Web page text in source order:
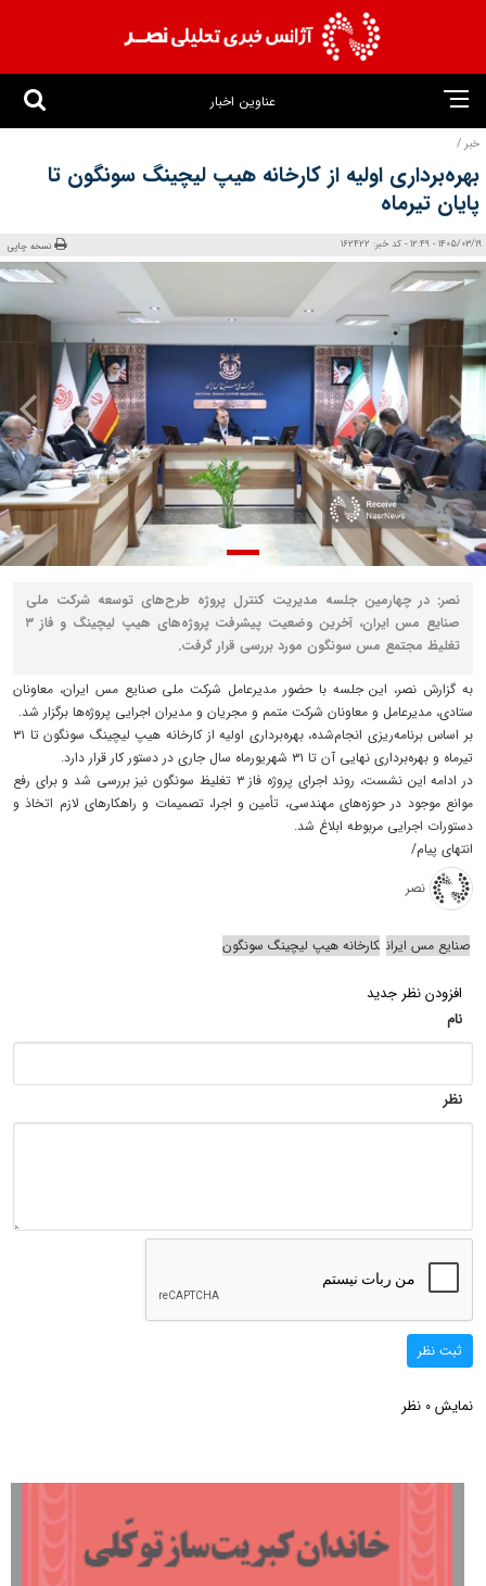
عناوین اخبار
خبر /
بهره‌برداری اولیه از کارخانه هیپ لیچینگ سونگون تا
پایان تیرماه
1405/03/19 - 12:49 - کد خبر: 162422 نسخه چاپی
نصر: در چهارمین جلسه مدیریت کنترل پروژه طرح‌های توسعه شرکت ملی
صنایع مس ایران، آخرین وضعیت پیشرفت پروژه‌های هیپ لیچینگ و فاز ۳
تغلیظ مجتمع مس سونگون مورد بررسی قرار گرفت.
به گزارش نصر، این جلسه با حضور مدیرعامل شرکت ملی صنایع مس ایران، معاونان
ستادی، مدیرعامل و معاونان شرکت متمم و مجریان و مدیران اجرایی پروژه‌ها برگزار شد.
بر اساس برنامه‌ریزی انجام‌شده، بهره‌برداری اولیه از کارخانه هیپ لیچینگ سونگون تا ۳۱
تیرماه و بهره‌برداری نهایی آن تا ۳۱ شهریورماه سال جاری در دستور کار قرار دارد.
در ادامه این نشست، روند اجرای پروژه فاز ۳ تغلیظ سونگون نیز بررسی شد و برای رفع
موانع موجود در حوزه‌های مهندسی، تأمین و اجرا، تصمیمات و راهکارهای لازم اتخاذ و
دستورات اجرایی مربوطه ابلاغ شد.
انتهای پیام/
نصر
صنایع مس ایران کارخانه هیپ لیچینگ سونگون
افزودن نظر جدید
نام
نظر
ثبت نظر
نمایش 0 نظر